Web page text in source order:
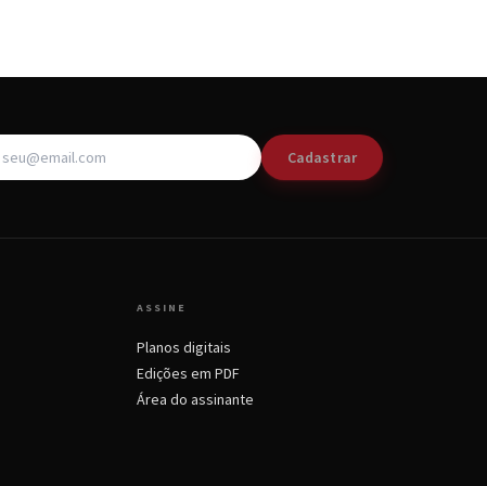
Cadastrar
ASSINE
Planos digitais
Edições em PDF
Área do assinante